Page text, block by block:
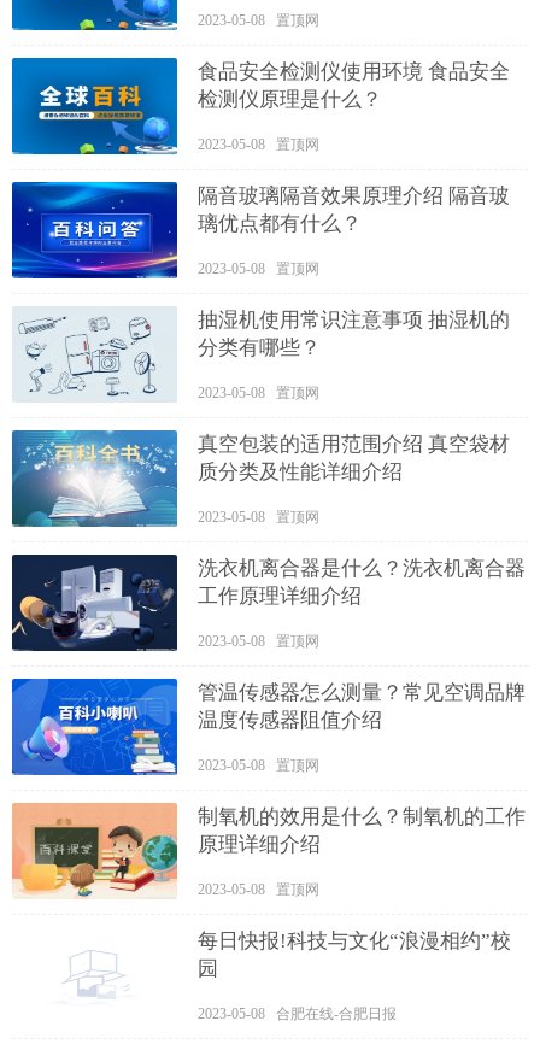
2023-05-08 置顶网
食品安全检测仪使用环境 食品安全
检测仪原理是什么？
2023-05-08 置顶网
隔音玻璃隔音效果原理介绍 隔音玻
璃优点都有什么？
2023-05-08 置顶网
抽湿机使用常识注意事项 抽湿机的
分类有哪些？
2023-05-08 置顶网
真空包装的适用范围介绍 真空袋材
质分类及性能详细介绍
2023-05-08 置顶网
洗衣机离合器是什么？洗衣机离合器
工作原理详细介绍
2023-05-08 置顶网
管温传感器怎么测量？常见空调品牌
温度传感器阻值介绍
2023-05-08 置顶网
制氧机的效用是什么？制氧机的工作
原理详细介绍
2023-05-08 置顶网
每日快报!科技与文化“浪漫相约”校
园
2023-05-08 合肥在线-合肥日报